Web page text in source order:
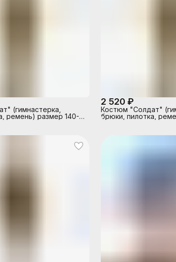
(гимнастерка,
ремень) размер 140-
2 520 ₽
Костюм "Солдат"
брюки, пилотка,